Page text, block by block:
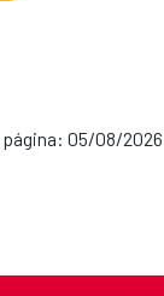
página: 05/08/2026